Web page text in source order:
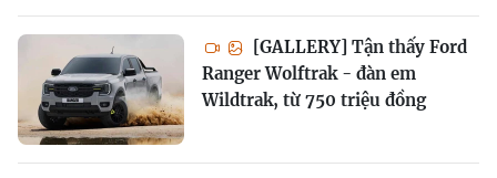
[GALLERY] Tận thấy Ford
Ranger Wolftrak - đàn em
Wildtrak, từ 750 triệu đồng